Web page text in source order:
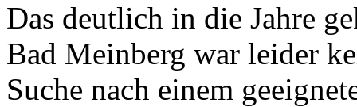
Das deutlich in die Jahre
Bad Meinberg war leider
Suche nach einem